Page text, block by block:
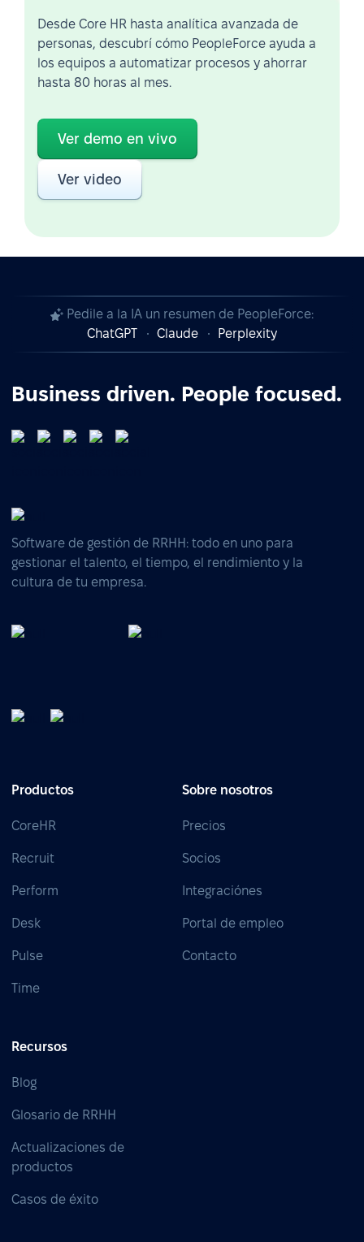
Desde Core HR hasta analítica avanzada de
personas, descubrí cómo PeopleForce ayuda a
los equipos a automatizar procesos y ahorrar
hasta 80 horas al mes.
Ver demo en vivo
Ver video
Pedile a la IA un resumen de PeopleForce:
ChatGPT
Claude Perplexity
Business driven. People focused.
Software de gestión de RRHH: todo en uno para
gestionar el talento, el tiempo, el rendimiento y la
cultura de tu empresa.
Productos
CoreHR
Recruit
Perform
Desk
Pulse
Time
Sobre nosotros
Precios
Socios
Integraciónes
Portal de empleo
Contacto
Recursos
Blog
Glosario de RRHH
Actualizaciones de
productos
Casos de éxito